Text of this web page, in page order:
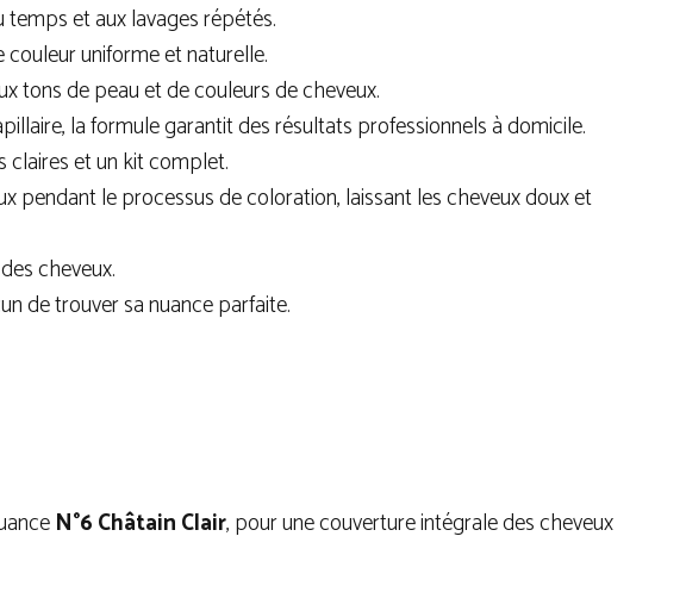
et aux lavages répétés.
uniforme et naturelle.
tons de peau et de couleurs de cheveux.
la formule garantit des résultats professionnels à domicile.
claires et un kit complet.
pendant le processus de coloration, laissant les cheveux doux et
cheveux.
de trouver sa nuance parfaite.
N°6 Châtain Clair, pour une couverture intégrale des cheveux